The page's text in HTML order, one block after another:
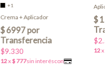
+1
Crema + Aplicador
$9.330